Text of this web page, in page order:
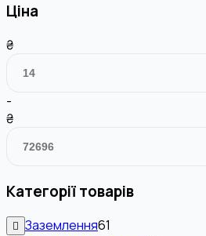
Ціна
₴
-
₴
Категорії товарів
Заземлення61